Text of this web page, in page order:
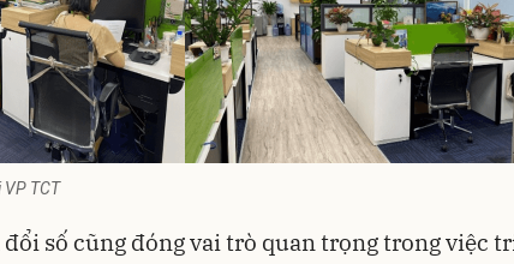
VP TCT
đổi số cũng đóng vai trò quan trọng trong việc